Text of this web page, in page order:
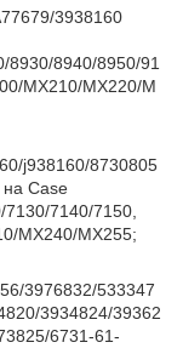
3938160
8930/8940/8950/91
MX210/MX220/M
j938160/8730805
на Case
7140/7150,
MX240/MX255;
3976832/533347
3934824/39362
6731-61-